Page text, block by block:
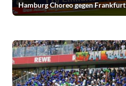
Hamburg Choreo gegen Frankfurt